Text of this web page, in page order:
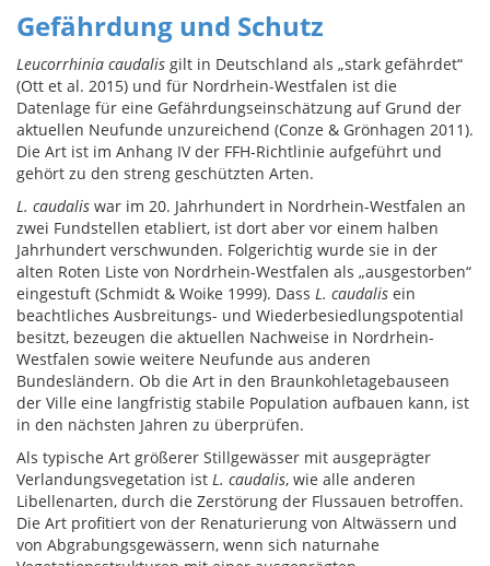
Gefährdung und Schutz
Leucorrhinia caudalis gilt in Deutschland als „stark gefährdet“
(Ott et al. 2015) und für Nordrhein-Westfalen ist die
Datenlage für eine Gefährdungseinschätzung auf Grund der
aktuellen Neufunde unzureichend (Conze & Grönhagen 2011).
Die Art ist im Anhang IV der FFH-Richtlinie aufgeführt und
gehört zu den streng geschützten Arten.
L. caudalis war im 20. Jahrhundert in Nordrhein-Westfalen an
zwei Fundstellen etabliert, ist dort aber vor einem halben
Jahrhundert verschwunden. Folgerichtig wurde sie in der
alten Roten Liste von Nordrhein-Westfalen als „ausgestorben“
eingestuft (Schmidt & Woike 1999). Dass L. caudalis ein
beachtliches Ausbreitungs- und Wiederbesiedlungspotential
besitzt, bezeugen die aktuellen Nachweise in Nordrhein-
Westfalen sowie weitere Neufunde aus anderen
Bundesländern. Ob die Art in den Braunkohletagebauseen
der Ville eine langfristig stabile Population aufbauen kann, ist
in den nächsten Jahren zu überprüfen.
Als typische Art größerer Stillgewässer mit ausgeprägter
Verlandungsvegetation ist L. caudalis, wie alle anderen
Libellenarten, durch die Zerstörung der Flussauen betroffen.
Die Art profitiert von der Renaturierung von Altwässern und
von Abgrabungsgewässern, wenn sich naturnahe